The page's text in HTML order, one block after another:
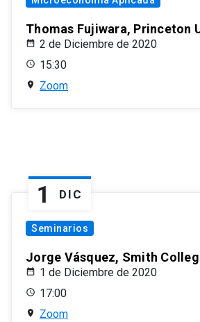
Thomas Fujiwara, Princeton
2 de Diciembre de 2020
15:30
Zoom
1 DIC
Seminarios
Jorge Vásquez, Smith
1 de Diciembre de 2020
17:00
Zoom